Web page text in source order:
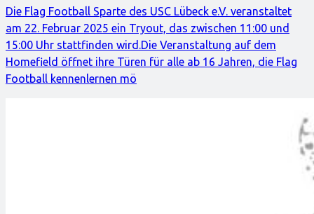
Die Flag Football Sparte des USC Lübeck e.V. veranstaltet
am 22. Februar 2025 ein Tryout, das zwischen 11:00 und
15:00 Uhr stattfinden wird.Die Veranstaltung auf dem
Homefield öffnet ihre Türen für alle ab 16 Jahren, die Flag
Football kennenlernen mö